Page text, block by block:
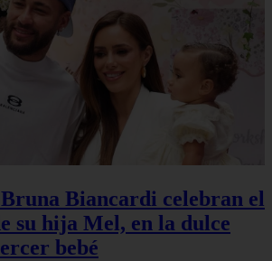
Biancardi celebran el
su hija Mel, en la dulce
bebé